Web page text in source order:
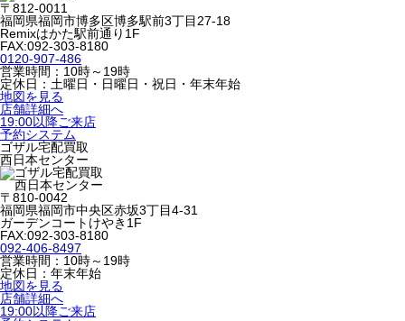
〒812-0011
福岡県福岡市博多区博多駅前3丁目27-18
Remixはかた駅前通り1F
FAX:092-303-8180
0120-907-486
営業時間：10時～19時
定休日：土曜日・日曜日・祝日・年末年始
地図を見る
店舗詳細へ
19:00以降ご来店
予約システム
ゴザル宅配買取
西日本センター
〒810-0042
福岡県福岡市中央区赤坂3丁目4-31
ガーデンコートけやき1F
FAX:092-303-8180
092-406-8497
営業時間：10時～19時
定休日：年末年始
地図を見る
店舗詳細へ
19:00以降ご来店